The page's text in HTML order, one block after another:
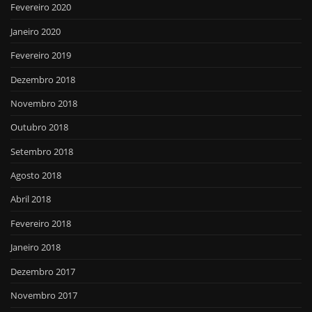
Fevereiro 2020
Janeiro 2020
Fevereiro 2019
Dezembro 2018
Novembro 2018
Outubro 2018
Setembro 2018
Agosto 2018
Abril 2018
Fevereiro 2018
Janeiro 2018
Dezembro 2017
Novembro 2017